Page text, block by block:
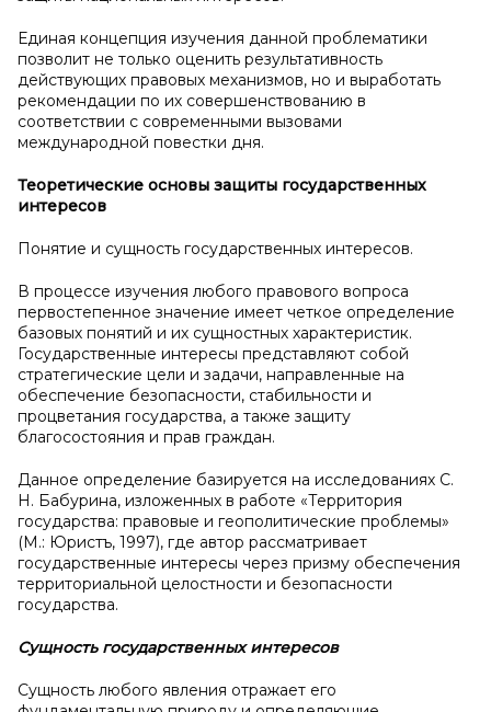
Единая концепция изучения данной проблематики
позволит не только оценить результативность
действующих правовых механизмов, но и выработать
рекомендации по их совершенствованию в
соответствии с современными вызовами
международной повестки дня.
Теоретические основы защиты государственных
интересов
Понятие и сущность государственных интересов.
В процессе изучения любого правового вопроса
первостепенное значение имеет четкое определение
базовых понятий и их сущностных характеристик.
Государственные интересы представляют собой
стратегические цели и задачи, направленные на
обеспечение безопасности, стабильности и
процветания государства, а также защиту
благосостояния и прав граждан.
Данное определение базируется на исследованиях С.
Н. Бабурина, изложенных в работе «Территория
государства: правовые и геополитические проблемы»
(М.: Юристъ, 1997), где автор рассматривает
государственные интересы через призму обеспечения
территориальной целостности и безопасности
государства.
Сущность государственных интересов
Сущность любого явления отражает его